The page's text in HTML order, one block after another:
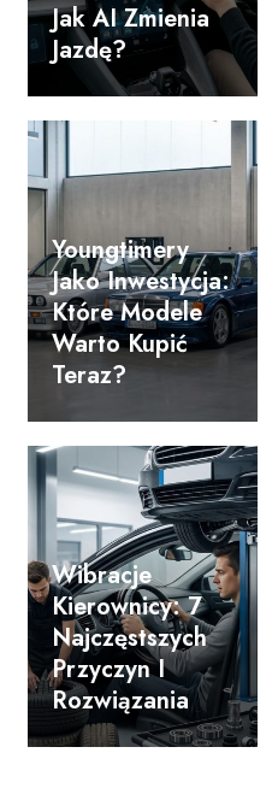
Jak AI Zmienia
Jazdę?
Youngtimery
Jako Inwestycja:
Które Modele
Warto Kupić
Teraz?
Wibracje
Kierownicy: 7
Najczęstszych
Przyczyn I
Rozwiązania